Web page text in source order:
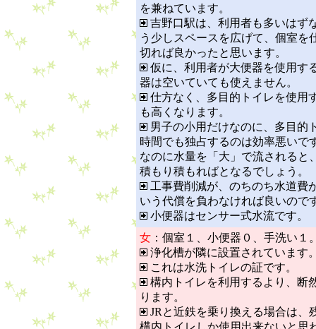
を兼ねています。
吉野口駅は、利用者も多いはず
う少しスペースを広げて、個室を
切れば良かったと思います。
仮に、利用者が大便器を使用す
器は空いていても使えません。
仕方なく、多目的トイレを使用
も高くなります。
男子の小用だけなのに、多目的
時間でも独占するのは効率悪いで
なのに水量を「大」で流されると
積もり積もればとなるでしょう。
工事費削減が、のちのち水道費
いう代償を負わなければ良いので
小便器はセンサー式水流です。
女 ：個室１、小便器０、手洗い１
浄化槽が隣に設置されています
これは水洗トイレの証です。
構内トイレを利用するより、断
ります。
JRと近鉄を乗り換える場合は、
構内トイレしか使用出来ないと思